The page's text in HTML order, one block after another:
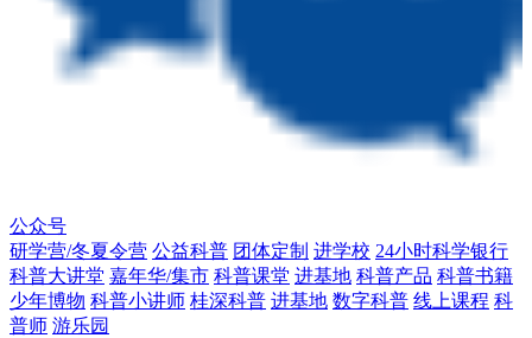
公众号
研学营/冬夏令营 公益科普 团体定制 进学校 24小时科学银行
科普大讲堂 嘉年华/集市 科普课堂 进基地 科普产品 科普书籍
少年博物 科普小讲师 桂深科普 进基地 数字科普 线上课程 科
普师 游乐园